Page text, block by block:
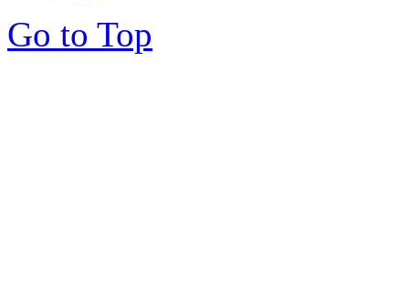
Go to Top